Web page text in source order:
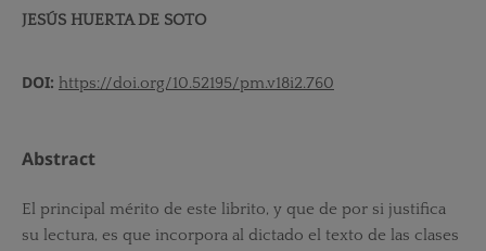
JESÚS HUERTA DE SOTO
DOI: https://doi.org/10.52195/pm.v18i2.760
Abstract
El principal mérito de este librito, y que de por si justifica
su lectura, es que incorpora al dictado el texto de las clases